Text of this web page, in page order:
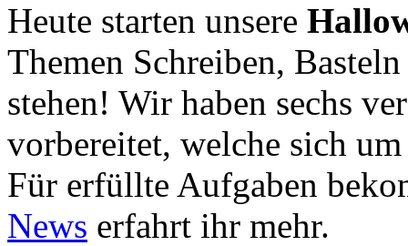
Heute starten unsere
Themen Schreiben,
stehen! Wir haben sechs
vorbereitet, welche sich
Für erfüllte Aufgaben
News erfahrt ihr mehr.